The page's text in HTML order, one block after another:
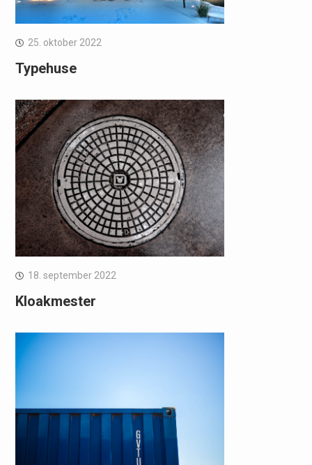
25. oktober 2022
Typehuse
18. september 2022
Kloakmester